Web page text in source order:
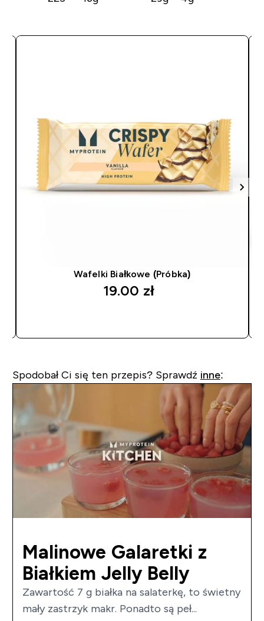
Wafelki Białkowe (Próbka)
19.00 zł‎
Spodobał Ci się ten przepis? Sprawdź inne:
Malinowe Galaretki z
Białkiem Jelly Belly
Zawartość 7 g białka na salaterkę, to świetny
mały zastrzyk makr. Ponadto są peł...